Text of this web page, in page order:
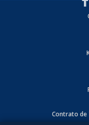
Contrato de